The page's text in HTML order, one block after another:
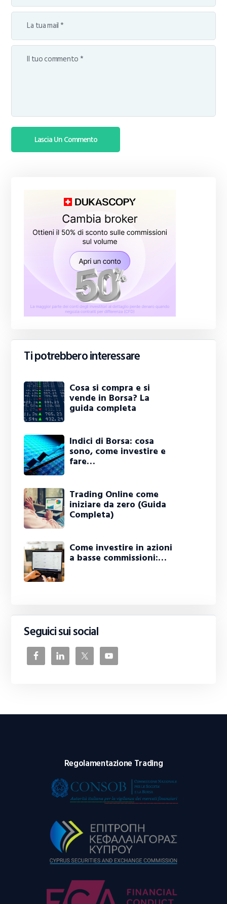
Ti potrebbero interessare
Cosa si compra e si
vende in Borsa? La
guida completa
Indici di Borsa: cosa
sono, come investire e
fare…
Trading Online come
iniziare da zero (Guida
Completa)
Come investire in azioni
a basse commissioni:…
Seguici sui social
Regolamentazione Trading